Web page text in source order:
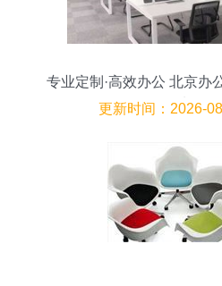
专业定制·高效办公 北京办
龙服务
更新时间：2026-